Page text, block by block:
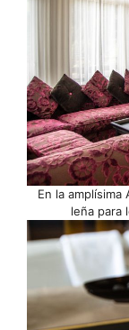
En la
leña para